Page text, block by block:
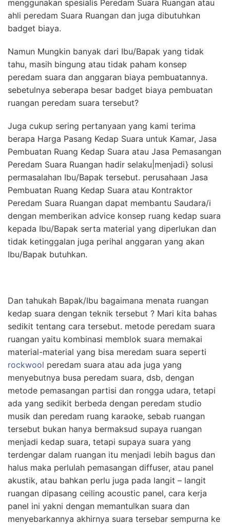
menggunakan spesialis Peredam Suara Ruangan atau
ahli peredam Suara Ruangan dan juga dibutuhkan
badget biaya.
Namun Mungkin banyak dari Ibu/Bapak yang tidak
tahu, masih bingung atau tidak paham konsep
peredam suara dan anggaran biaya pembuatannya.
sebetulnya seberapa besar badget biaya pembuatan
ruangan peredam suara tersebut?
Juga cukup sering pertanyaan yang kami terima
berapa Harga Pasang Kedap Suara untuk Kamar, Jasa
Pembuatan Ruang Kedap Suara atau Jasa Pemasangan
Peredam Suara Ruangan hadir selaku|menjadi} solusi
permasalahan Ibu/Bapak tersebut. perusahaan Jasa
Pembuatan Ruang Kedap Suara atau Kontraktor
Peredam Suara Ruangan dapat membantu Saudara/i
dengan memberikan advice konsep ruang kedap suara
kepada Ibu/Bapak serta material yang diperlukan dan
tidak ketinggalan juga perihal anggaran yang akan
Ibu/Bapak butuhkan.
Dan tahukah Bapak/Ibu bagaimana menata ruangan
kedap suara dengan teknik tersebut ? Mari kita bahas
sedikit tentang cara tersebut. metode peredam suara
ruangan yaitu kombinasi memblok suara memakai
material-material yang bisa meredam suara seperti
rockwool peredam suara atau ada juga yang
menyebutnya busa peredam suara, dsb, dengan
metode pemasangan partisi dan rongga udara, tetapi
ada yang sedikit berbeda dengan peredam studio
musik dan peredam ruang karaoke, sebab ruangan
tersebut bukan hanya bermaksud supaya ruangan
menjadi kedap suara, tetapi supaya suara yang
terdengar dalam ruangan itu menjadi lebih bagus dan
halus maka perlulah pemasangan diffuser, atau panel
akustik, atau bahkan perlu juga pada langit – langit
ruangan dipasang ceiling acoustic panel, cara kerja
panel ini yakni dengan memantulkan suara dan
menyebarkannya akhirnya suara tersebar sempurna ke